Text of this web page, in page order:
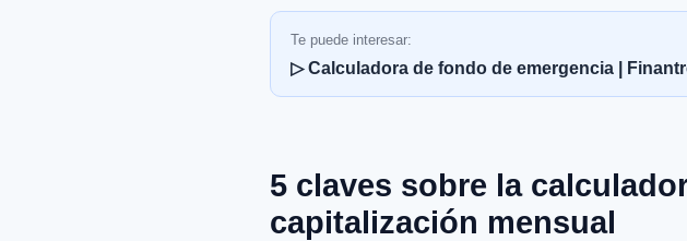
Te puede interesar:
▷ Calculadora de fondo de emergencia |
5 claves sobre la
capitalización mensual